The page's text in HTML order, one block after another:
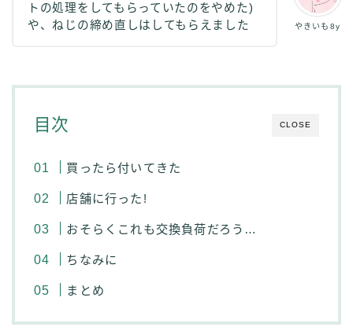
やきいも8y
トの処理をしてもらっていたのをやめた)
や、ねじの締め直しはしてもらえました
CLOSE
目次
買ったら付いてきた
店舗に行った!
おそらくこれも交換負荷だろう…
ちなみに
まとめ